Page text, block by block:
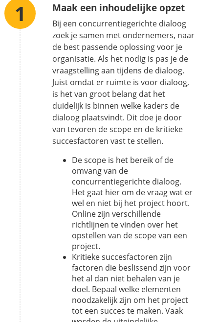
Maak een inhoudelijke opzet
Bij een concurrentiegerichte dialoog
zoek je samen met ondernemers, naar
de best passende oplossing voor je
organisatie. Als het nodig is pas je de
vraagstelling aan tijdens de dialoog.
Juist omdat er ruimte is voor dialoog,
is het van groot belang dat het
duidelijk is binnen welke kaders de
dialoog plaatsvindt. Dit doe je door
van tevoren de scope en de kritieke
succesfactoren vast te stellen.
De scope is het bereik of de
omvang van de
concurrentiegerichte dialoog.
Het gaat hier om de vraag wat er
wel en niet bij het project hoort.
Online zijn verschillende
richtlijnen te vinden over het
opstellen van de scope van een
project.
Kritieke succesfactoren zijn
factoren die beslissend zijn voor
het al dan niet behalen van je
doel. Bepaal welke elementen
noodzakelijk zijn om het project
tot een succes te maken. Vaak